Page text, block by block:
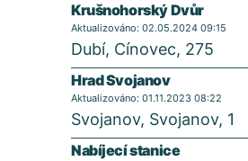
Krušnohorský Dvůr
Aktualizováno: 02.05.2024 09:15
Dubí, Cínovec, 275
Hrad Svojanov
Aktualizováno: 01.11.2023 08:22
Svojanov, Svojanov, 1
Nabíjecí stanice